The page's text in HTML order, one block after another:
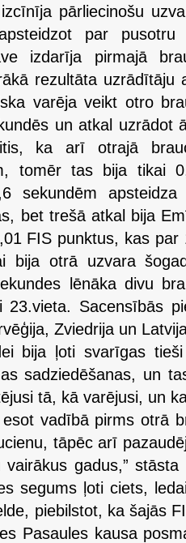
pārliecinošu
par
izdarīja pirmajā
rezultāta uzrādītāju
varēja veikt otro
un atkal uzrādot
ka arī otrajā
tomēr tas bija tikai
sekundēm
bet trešā atkal bija
FIS punktus, kas
bija otrā uzvara
lēnāka divu
23.vieta. Sacensībās
Zviedrija un
bija ļoti svarīgas
sadziedēšanas, un
tā, kā varējusi, un
vadībā pirms otrā
tāpēc arī
gadus,” stāsta
segums ļoti ciets,
piebilstot, ka šajās
Pasaules kausa